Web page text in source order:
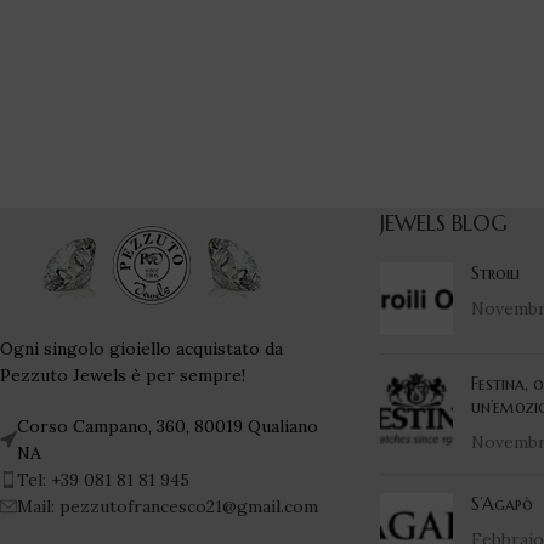
Ogni singolo gioiello acquistato da
Pezzuto Jewels è per sempre!
Corso Campano, 360, 80019 Qualiano
NA
Tel: +39 081 81 81 945
Mail: pezzutofrancesco21@gmail.com
JEWELS BLOG
Stroili
Festina,
S’Agapò